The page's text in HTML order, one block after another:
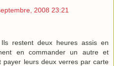
2008 23:21
restent deux heures assis en
en commander un autre et
payer leurs deux verres par carte